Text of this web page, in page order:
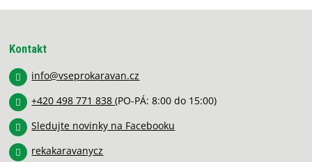
Kontakt
info@vseprokaravan.cz
+420 498 771 838(PO-PÁ: 8:00 do 15:00)
Sledujte novinky na Facebooku
rekakaravanycz